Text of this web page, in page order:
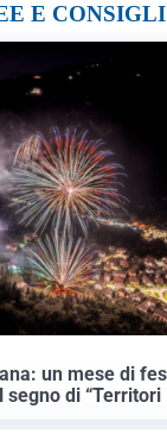
E CONSIGLI
un mese di
di “Territori